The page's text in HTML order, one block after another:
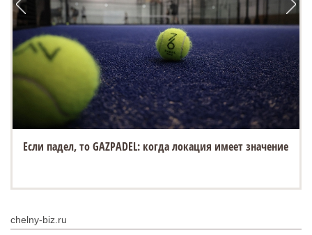
Если падел, то GAZPADEL: когда локация имеет значение
chelny-biz.ru